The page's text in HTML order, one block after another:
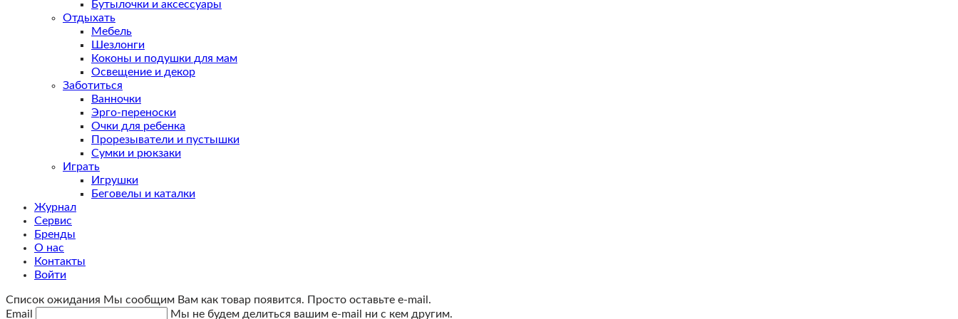
Бутылочки и аксессуары
Отдыхать
Мебель
Шезлонги
Коконы и подушки для мам
Освещение и декор
Заботиться
Ванночки
Эрго-переноски
Очки для ребенка
Прорезыватели и пустышки
Сумки и рюкзаки
Играть
Игрушки
Беговелы и каталки
Журнал
Сервис
Бренды
О нас
Контакты
Войти
Список ожидания Мы сообщим Вам как товар появится. Просто оставьте e-mail.
Email
Мы не будем делиться вашим e-mail ни с кем другим.